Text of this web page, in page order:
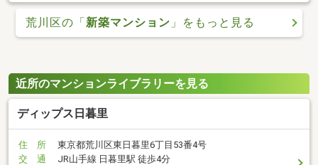
荒川区の「新築マンション 」をもっと見る
近所のマンションライブラリーを見る
ディップス日暮里
住 所
東京都荒川区東日暮里6丁目53番4号
交 通
JR山手線 日暮里駅 徒歩4分